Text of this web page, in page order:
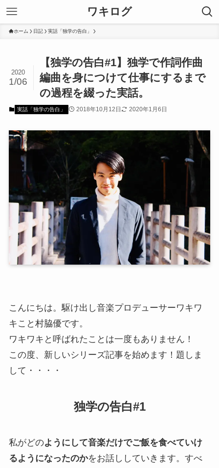
ワキログ
ホーム 日記 実話「独学の告白」
【独学の告白#1】独学で作詞作曲
編曲を身につけて仕事にするまで
の過程を綴った実話。
2020
1/06
実話「独学の告白」 2018年10月12日 2020年1月6日
こんにちは。駆け出し音楽プロデューサーワキワ
キこと村脇優です。
ワキワキと呼ばれたことは一度もありません！
この度、新しいシリーズ記事を始めます！題しま
して・・・・
独学の告白#1
私がどのようにして音楽だけでご飯を食べていけ
るようになったのかをお話ししていきます。すべ